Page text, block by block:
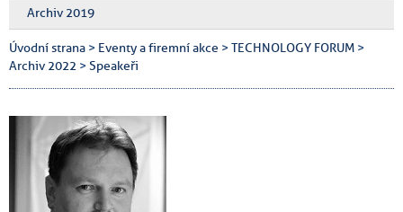
Archiv 2019
Úvodní strana > Eventy a firemní akce >TECHNOLOGY FORUM >
Archiv 2022 >Speakeři